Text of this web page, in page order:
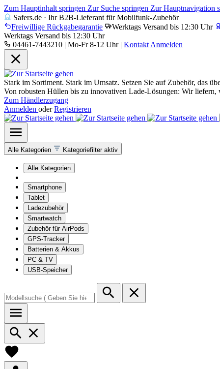
Zum Hauptinhalt springen Zur Suche springen Zur Hauptnavigation
Safers.de · Ihr B2B-Lieferant für Mobilfunk-Zubehör
Freiwillige Rückgabegarantie
Werktags Versand bis 12:30 Uhr
Werktags Versand bis 12:30 Uhr
04461-7443210 | Mo-Fr 8-12 Uhr | Kontakt Anmelden
Stark im Sortiment. Stark im Umsatz. Setzen Sie auf Zubehör, das
Von robusten Hüllen bis zu innovativen Lade-Lösungen: Wir liefern,
Zum Händlerzugang
Anmelden oder Registrieren
Alle Kategorien Kategoriefilter aktiv
Alle Kategorien
Smartphone
Tablet
Ladezubehör
Smartwatch
Zubehör für AirPods
GPS-Tracker
Batterien & Akkus
PC & TV
USB-Speicher